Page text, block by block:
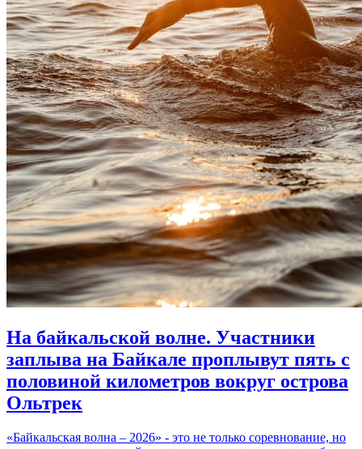
На байкальской волне. Участники
заплыва на Байкале проплывут пять с
половиной километров вокруг острова
Ольтрек
«Байкальская волна – 2026» - это не только соревнование, но